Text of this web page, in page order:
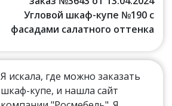
Угловой шкаф-купе №190 с
фасадами салатного оттенка
Я искала, где можно заказать
шкаф-купе, и нашла сайт